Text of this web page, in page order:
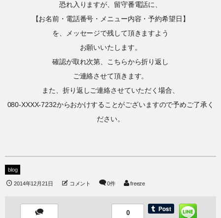
恐れ入りますが、留守番電話に、
【お名前・電話番号・メニュー内容・予約希望日】
を、メッセージで残して頂きますよう
お願いいたします。
確認が取れ次第、こちらから折り返し
ご連絡させて頂きます。
また、折り返しご連絡させていただく場合、
080-XXXX-7232からおかけすることがございますので予めご了承く
ださい。
blog
2014年12月21日 コメント 0件 freeze
0